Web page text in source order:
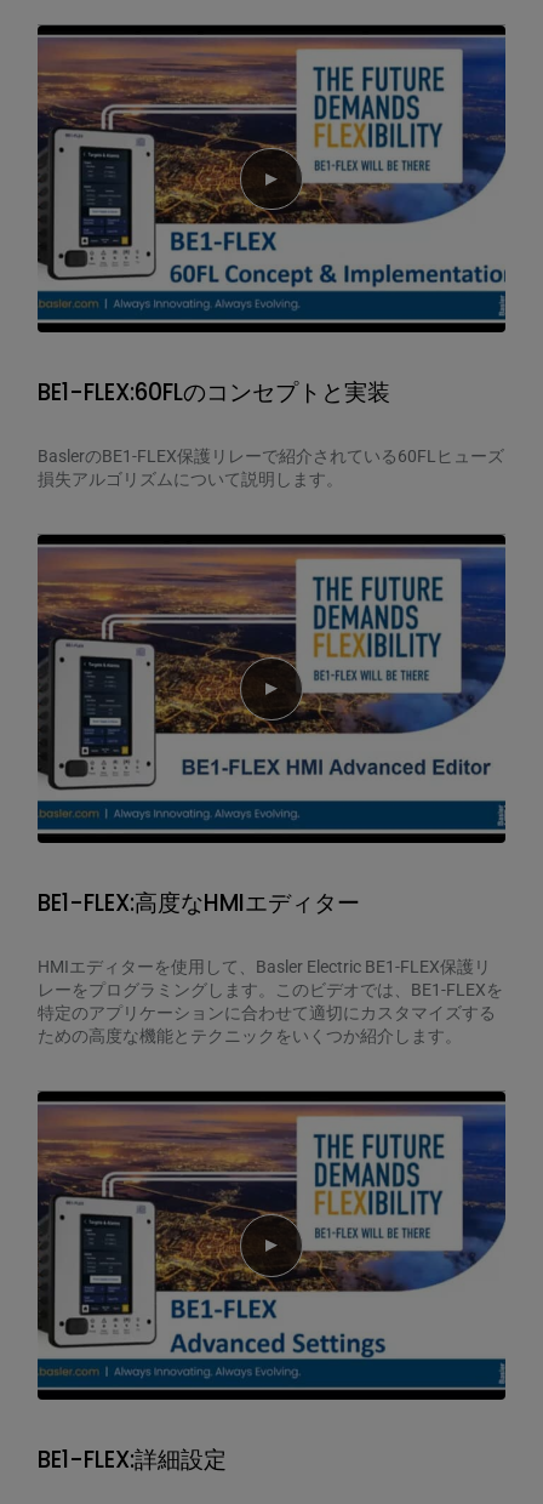
Play video
BE1-FLEX:60FLのコンセプトと実装
BaslerのBE1-FLEX保護リレーで紹介されている60FLヒューズ
損失アルゴリズムについて説明します。
Play video
BE1-FLEX:高度なHMIエディター
HMIエディターを使用して、Basler Electric BE1-FLEX保護リ
レーをプログラミングします。このビデオでは、BE1-FLEXを
特定のアプリケーションに合わせて適切にカスタマイズする
ための高度な機能とテクニックをいくつか紹介します。
Play video
BE1-FLEX:詳細設定